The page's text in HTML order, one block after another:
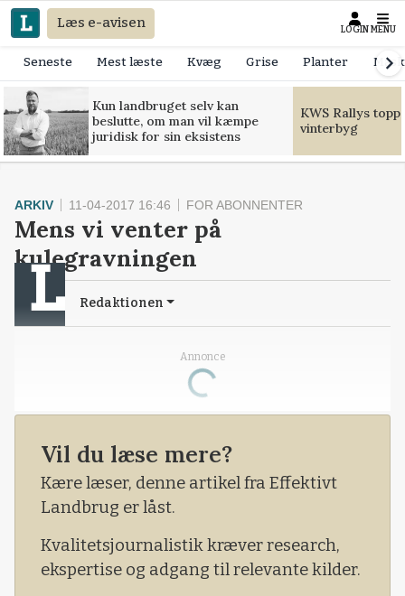
Læs e-avisen LOGIN MENU
Seneste Mest læste Kvæg Grise Planter
Kun landbruget selv kan
beslutte, om man vil kæmpe
juridisk for sin eksistens
KWS Rallys
vinterbyg
Annonce
Loading...
ARKIV 11-04-2017 16:46 FOR ABONNENTER
Mens vi venter på
kulegravningen
Redaktionen
Vil du læse mere?
Kære læser, denne artikel fra Effektivt
Landbrug er låst.
Kvalitetsjournalistik kræver research,
ekspertise og adgang til relevante kilder.